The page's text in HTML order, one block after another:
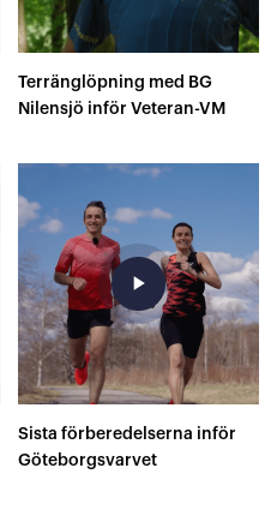
Terränglöpning med BG
Nilensjö inför Veteran-VM
play_arrow
Sista förberedelserna inför
Göteborgsvarvet